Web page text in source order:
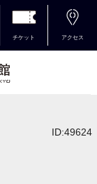
チケット アクセス
ID:49624